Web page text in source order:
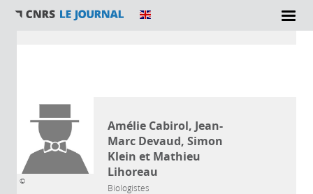
AUTEUR
©
Amélie Cabirol, Jean-
Marc Devaud, Simon
Klein et Mathieu
Lihoreau
Biologistes